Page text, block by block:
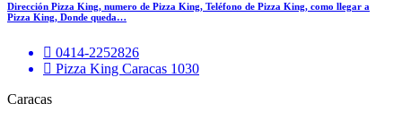
Dirección Pizza King, numero de Pizza King, Teléfono de Pizza King, como llegar a
Pizza King, Donde queda…
0414-2252826
Pizza King Caracas 1030
Caracas